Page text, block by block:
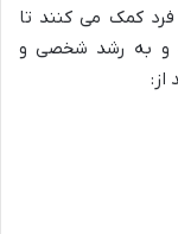
کمک می کنند تا
و به رشد شخصی و
از: